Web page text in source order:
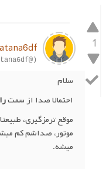
1
(@katana6df)
سلام
احتمالا صدا از سمت
موقع ترمزگیری،
موتور، صداشم کم
میشه.